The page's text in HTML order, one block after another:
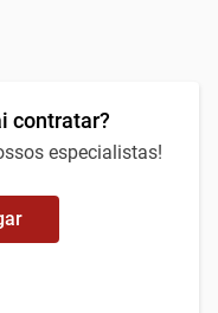
contratar?
especialistas!